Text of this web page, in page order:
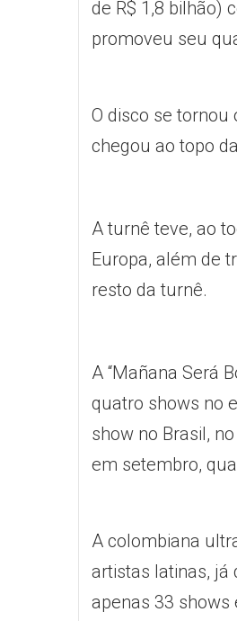
de R$ 1,8 bilhão)
promoveu seu
O disco se
chegou ao topo
A turnê teve, ao
Europa, além de
resto da turnê.
A “Mañana Será
quatro shows no
show no Brasil,
em setembro,
A colombiana
artistas latinas, já
apenas 33 shows